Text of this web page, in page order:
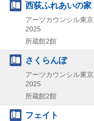
西荻ふれあいの家
アーツカウンシル東京
2025
所蔵館2館
さくらんぼ
アーツカウンシル東京
2025
所蔵館2館
フェイト